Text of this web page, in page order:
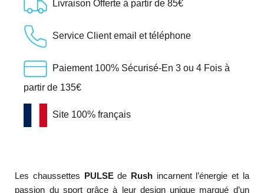
Livraison Offerte à partir de 85€
Service Client email et téléphone
Paiement 100% Sécurisé-En 3 ou 4 Fois à
partir de 135€
Site 100% français
Les chaussettes PULSEde Rush incarnent l’énergie et la
passion du sport grâce à leur design unique marqué d’un